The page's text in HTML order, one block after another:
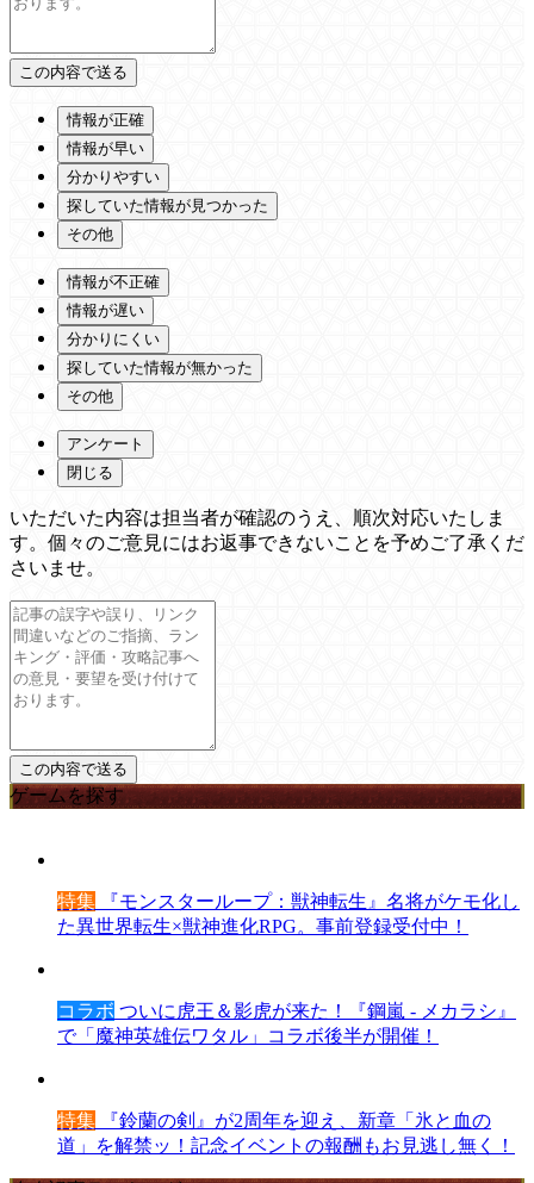
情報が正確
情報が早い
分かりやすい
探していた情報が見つかった
その他
情報が不正確
情報が遅い
分かりにくい
探していた情報が無かった
その他
アンケート
閉じる
いただいた内容は担当者が確認のうえ、順次対応いたしま
す。個々のご意見にはお返事できないことを予めご了承くだ
さいませ。
ゲームを探す
特集 『モンスターループ：獣神転生』名将がケモ化し
た異世界転生×獣神進化RPG。事前登録受付中！
コラボ ついに虎王＆影虎が来た！『鋼嵐 - メカラシ』
で「魔神英雄伝ワタル」コラボ後半が開催！
特集 『鈴蘭の剣』が2周年を迎え、新章「氷と血の
道」を解禁ッ！記念イベントの報酬もお見逃し無く！